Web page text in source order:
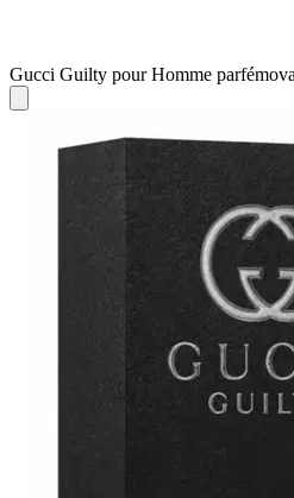
Gucci Guilty pour Homme